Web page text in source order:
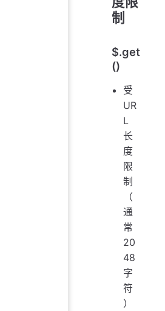
制
$.get
()
受
UR
L
长
度
限
制
（
通
常
20
48
字
符
）